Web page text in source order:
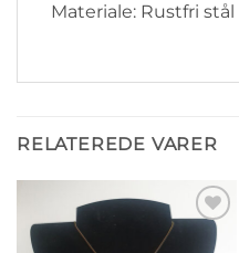
Materiale: Rustfri stål
RELATEREDE VARER
Tilføj til